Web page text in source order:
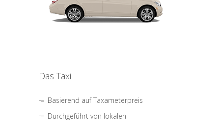
Das Taxi
Basierend auf Taxameterpreis
Durchgeführt von lokalen